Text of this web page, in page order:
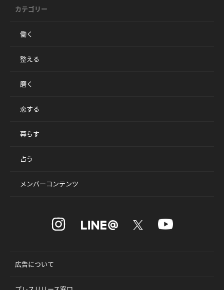
カテゴリー
働く
整える
磨く
恋する
暮らす
占う
メンバーコンテンツ
広告について